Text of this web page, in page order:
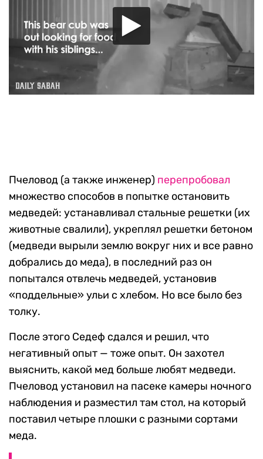
Пчеловод (а также инженер) перепробовал
множество способов в попытке остановить
медведей: устанавливал стальные решетки (их
животные свалили), укреплял решетки бетоном
(медведи вырыли землю вокруг них и все равно
добрались до меда), в последний раз он
попытался отвлечь медведей, установив
«поддельные» ульи с хлебом. Но все было без
толку.
После этого Седеф сдался и решил, что
негативный опыт — тоже опыт. Он захотел
выяснить, какой мед больше любят медведи.
Пчеловод установил на пасеке камеры ночного
наблюдения и разместил там стол, на который
поставил четыре плошки с разными сортами
меда.